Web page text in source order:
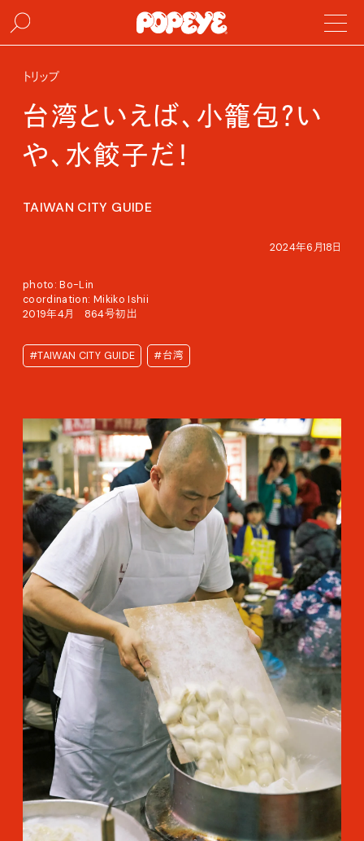
トリップ
台湾といえば、小籠包？い
や、水餃子だ！
TAIWAN CITY GUIDE
2024年6月18日
photo: Bo-Lin
coordination: Mikiko Ishii
2019年4月 864号初出
#TAIWAN CITY GUIDE #台湾